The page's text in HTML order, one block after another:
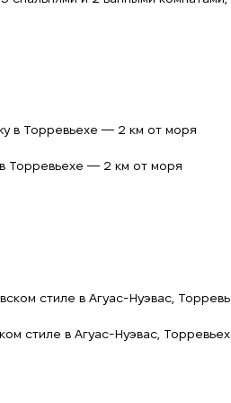
Торревьехе — 2 км от моря
стиле в Агуас-Нуэвас,